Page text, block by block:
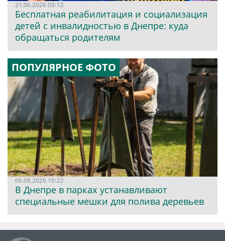
21.06.2026 09:12
Бесплатная реабилитация и социализация
детей с инвалидностью в Днепре: куда
обращаться родителям
ПОПУЛЯРНОЕ ФОТО
06.08.2026 10:22
В Днепре в парках устанавливают
специальные мешки для полива деревьев